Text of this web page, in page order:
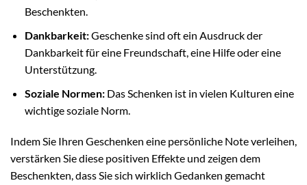
Beschenkten.
Dankbarkeit:Geschenke sind oft ein Ausdruck der
Dankbarkeit für eine Freundschaft, eine Hilfe oder eine
Unterstützung.
Soziale Normen:Das Schenken ist in vielen Kulturen eine
wichtige soziale Norm.
Indem Sie Ihren Geschenken eine persönliche Note verleihen,
verstärken Sie diese positiven Effekte und zeigen dem
Beschenkten, dass Sie sich wirklich Gedanken gemacht